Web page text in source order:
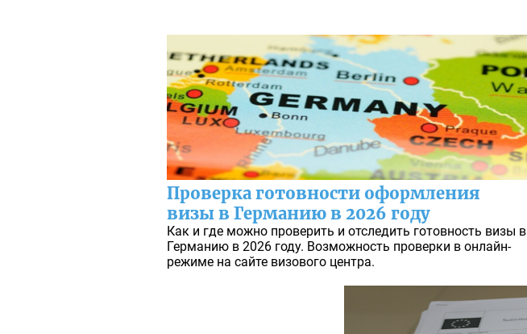
Проверка готовности оформления
визы в Германию в 2026 году
Как и где можно проверить и отследить готовность визы в
Германию в 2026 году. Возможность проверки в онлайн-
режиме на сайте визового центра.